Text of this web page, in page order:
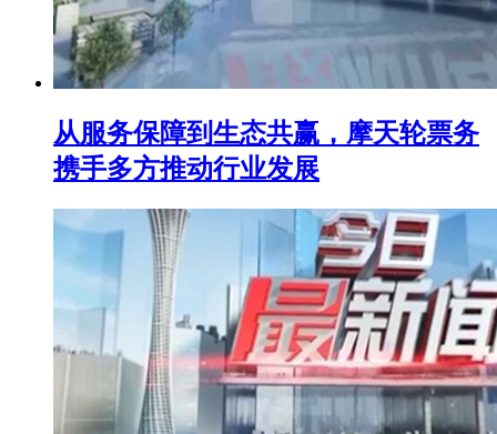
从服务保障到生态共赢，摩天轮票务
携手多方推动行业发展